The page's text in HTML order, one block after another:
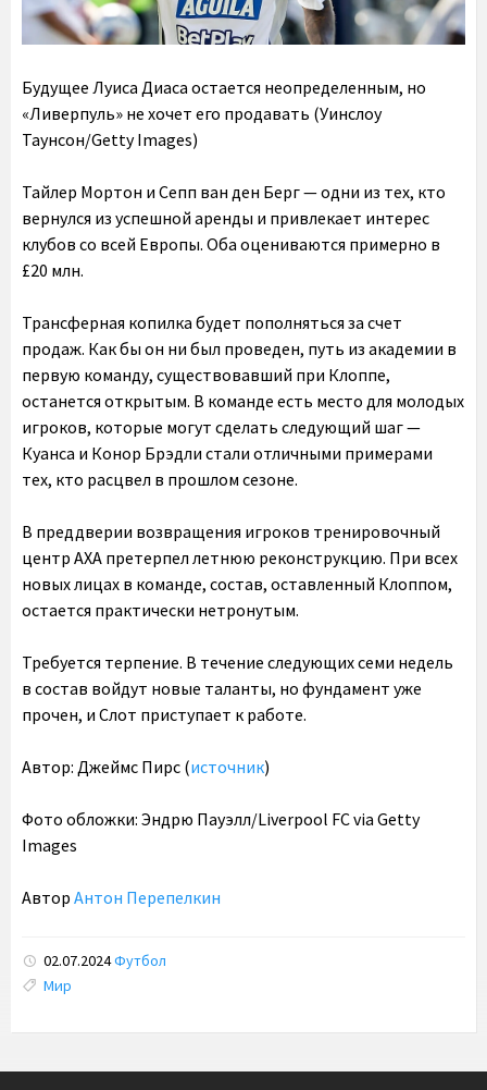
Будущее Луиса Диаса остается неопределенным, но
«Ливерпуль» не хочет его продавать (Уинслоу
Таунсон/Getty Images)
Тайлер Мортон и Сепп ван ден Берг — одни из тех, кто
вернулся из успешной аренды и привлекает интерес
клубов со всей Европы. Оба оцениваются примерно в
£20 млн.
Трансферная копилка будет пополняться за счет
продаж. Как бы он ни был проведен, путь из академии в
первую команду, существовавший при Клоппе,
останется открытым. В команде есть место для молодых
игроков, которые могут сделать следующий шаг —
Куанса и Конор Брэдли стали отличными примерами
тех, кто расцвел в прошлом сезоне.
В преддверии возвращения игроков тренировочный
центр AXA претерпел летнюю реконструкцию. При всех
новых лицах в команде, состав, оставленный Клоппом,
остается практически нетронутым.
Требуется терпение. В течение следующих семи недель
в состав войдут новые таланты, но фундамент уже
прочен, и Слот приступает к работе.
Автор: Джеймс Пирс (источник)
Фото обложки: Эндрю Пауэлл/Liverpool FC via Getty
Images
Автор Антон Перепелкин
02.07.2024Футбол
Tags:
Мир